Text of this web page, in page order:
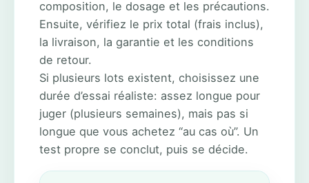
composition, le dosage et les précautions.
Ensuite, vérifiez le prix total (frais inclus),
la livraison, la garantie et les conditions
de retour.
Si plusieurs lots existent, choisissez une
durée d’essai réaliste: assez longue pour
juger (plusieurs semaines), mais pas si
longue que vous achetez “au cas où”. Un
test propre se conclut, puis se décide.